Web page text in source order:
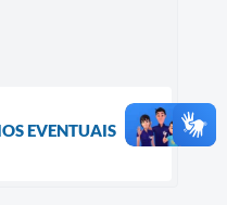
EVENTUAIS